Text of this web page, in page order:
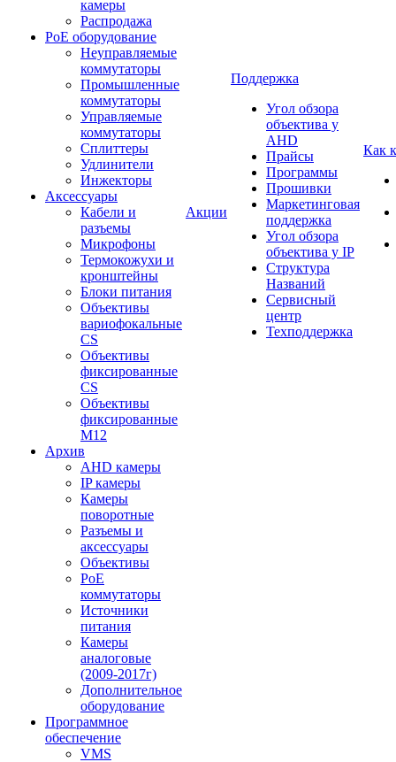
камеры
Распродажа
PoE оборудование
Неуправляемые
коммутаторы
Промышленные
коммутаторы
Управляемые
коммутаторы
Сплиттеры
Удлинители
Инжекторы
Аксессуары
Кабели и
разъемы
Микрофоны
Термокожухи и
кронштейны
Блоки питания
Объективы
вариофокальные
CS
Объективы
фиксированные
CS
Объективы
фиксированные
М12
Архив
AHD камеры
IP камеры
Камеры
поворотные
Разъемы и
аксессуары
Объективы
PoE
коммутаторы
Источники
питания
Камеры
аналоговые
(2009-2017г)
Дополнительное
оборудование
Программное
обеспечение
VMS
Акции
Поддержка
Угол обзора
объектива у
AHD
Прайсы
Программы
Прошивки
Маркетинговая
поддержка
Угол обзора
объектива у IP
Структура
Названий
Сервисный
центр
Техподдержка
Как